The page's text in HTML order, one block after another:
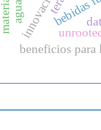
beneficios para